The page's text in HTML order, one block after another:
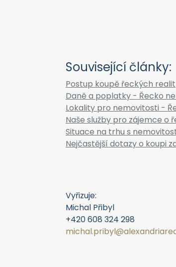
Související články:
Postup koupě řeckých realit
Daně a poplatky - Řecko
Lokality pro nemovitosti -
Naše služby pro zájemce o
Situace na trhu s
Nejčastější dotazy o koupi
Vyřizuje:
Michal Přibyl
+420 608 324 298